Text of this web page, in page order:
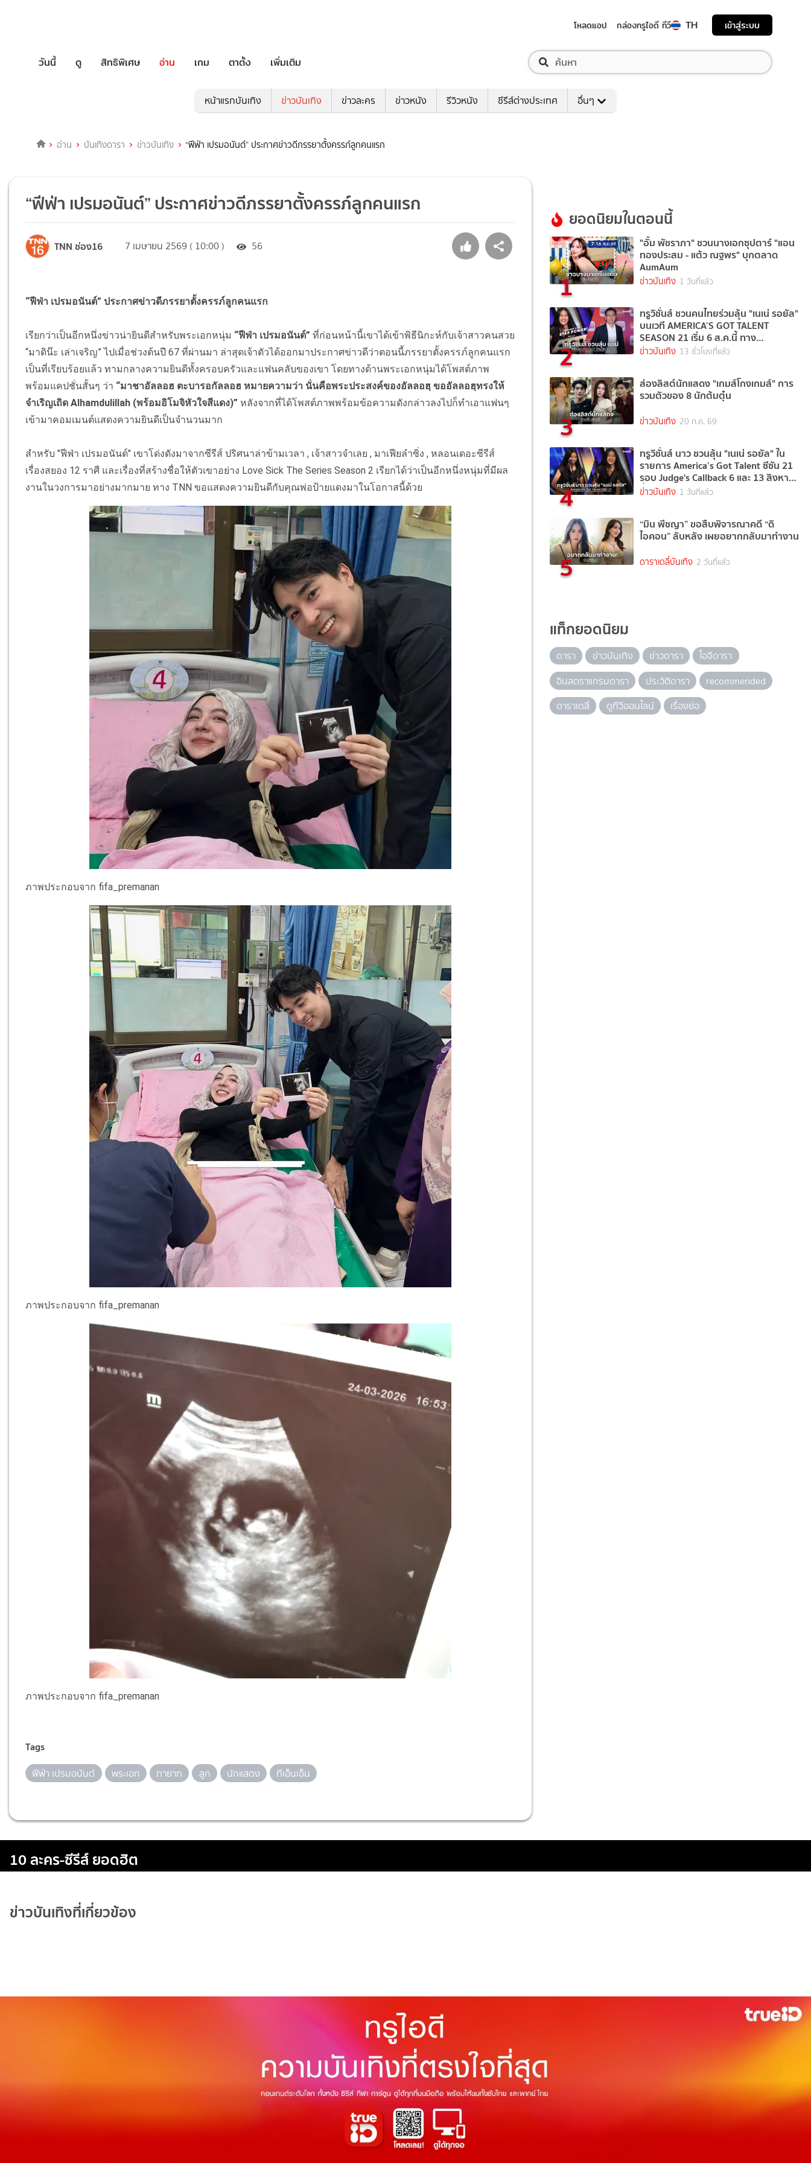
โหลดแอป กล่องทรูไอดี ทีวี TH เข้าสู่ระบบ
วันนี้ ดู สิทธิพิเศษ อ่าน เกม ตาตั้ง เพิ่มเติม
หน้าแรกบันเทิง ข่าวบันเทิง ข่าวละคร ข่าวหนัง รีวิวหนัง ซีรีส์ต่างประเทศ อื่นๆ
อ่าน บันเทิงดารา ข่าวบันเทิง “ฟีฟ่า เปรมอนันต์” ประกาศข่าวดีภรรยาตั้งครรภ์ลูกคนแรก
“ฟีฟ่า เปรมอนันต์” ประกาศข่าวดีภรรยาตั้งครรภ์ลูกคนแรก
TNN ช่อง16 7 เมษายน 2569 ( 10:00 ) 56
“ฟีฟ่า เปรมอนันต์” ประกาศข่าวดีภรรยาตั้งครรภ์ลูกคนแรก
เรียกว่าเป็นอีกหนึ่งข่าวน่ายินดีสำหรับพระเอกหนุ่ม “ฟีฟ่า เปรมอนันต์” ที่ก่อนหน้านี้เขาได้เข้าพิธีนิกะห์กับเจ้าสาวคนสวย
“มาดิน๊ะ เล่าเจริญ” ไปเมื่อช่วงต้นปี 67 ที่ผ่านมา ล่าสุดเจ้าตัวได้ออกมาประกาศข่าวดีว่าตอนนี้ภรรยาตั้งครรภ์ลูกคนแรก
เป็นที่เรียบร้อยแล้ว ทามกลางความยินดีทั้งครอบครัวและแฟนคลับของเขา โดยทางด้านพระเอกหนุ่มได้โพสต์ภาพ
พร้อมแคปชั่นสั้นๆ ว่า “มาชาอัลลอฮ ตะบารอกัลลอฮ หมายความว่า นั่นคือพระประสงค์ของอัลลอฮฺ ขออัลลอฮฺทรงให้
จำเริญเถิด Alhamdulillah (พร้อมอิโมจิหัวใจสีแดง)”หลังจากที่ได้โพสต์ภาพพร้อมข้อความดังกล่าวลงไปก็ทำเอาแฟนๆ
เข้ามาคอมเมนต์แสดงความยินดีเป็นจำนวนมาก
สำหรับ "ฟีฟ่า เปรมอนันต์" เขาโด่งดังมาจากซีรีส์ ปริศนาล่าข้ามเวลา , เจ้าสาวจำเลย , มาเฟียลำซิ่ง , หลอนเดอะซีรีส์
เรื่องสยอง 12 ราศี และเรื่องที่สร้างชื่อให้ตัวเขาอย่าง Love Sick The Series Season 2 เรียกได้ว่าเป็นอีกหนึ่งหนุ่มที่มีผล
งานในวงการมาอย่างมากมาย ทาง TNN ขอแสดงความยินดีกับคุณพ่อป้ายแดงมาในโอกาสนี้ด้วย
ภาพประกอบจาก fifa_premanan
ภาพประกอบจาก fifa_premanan
ภาพประกอบจาก fifa_premanan
Tags
ฟีฟ่า เปรมอนันต์ พระเอก ทายาท ลูก นักแสดง ทีเอ็นเอ็น
ยอดนิยมในตอนนี้
1
"อั้ม พัชราภา" ชวนนางเอกซุปตาร์ "แอน
ทองประสม - แต้ว ณฐพร" บุกตลาด
AumAum
ข่าวบันเทิง 1 วันที่แล้ว
2
ทรูวิชั่นส์ ชวนคนไทยร่วมลุ้น "เนเน่ รอยัล"
บนเวที AMERICA’S GOT TALENT
SEASON 21 เริ่ม 6 ส.ค.นี้ ทาง
TrueVisions NOW
ข่าวบันเทิง 13 ชั่วโมงที่แล้ว
3
ส่องลิสต์นักแสดง "เกมส์โกงเกมส์" การ
รวมตัวของ 8 นักต้มตุ๋น
ข่าวบันเทิง 20 ก.ค. 69
4
ทรูวิชั่นส์ นาว ชวนลุ้น "เนเน่ รอยัล" ใน
รายการ America’s Got Talent ซีซัน 21
รอบ Judge's Callback 6 และ 13 สิงหาคม
นี้
ข่าวบันเทิง 1 วันที่แล้ว
5
“มิน พีชญา” ขอสืบพิจารณาคดี “ดิ
ไอคอน” ลับหลัง เผยอยากกลับมาทำงาน
ดาราเดลี่บันเทิง 2 วันที่แล้ว
แท็กยอดนิยม
ดารา ข่าวบันเทิง ข่าวดารา
ไอจีดารา
อินสตราแกรมดารา
ประวัติดารา
recommended
ดาราเดลี่
ดูทีวีออนไลน์ เรื่องย่อ
10 ละคร-ซีรีส์ ยอดฮิต
ข่าวบันเทิงที่เกี่ยวข้อง